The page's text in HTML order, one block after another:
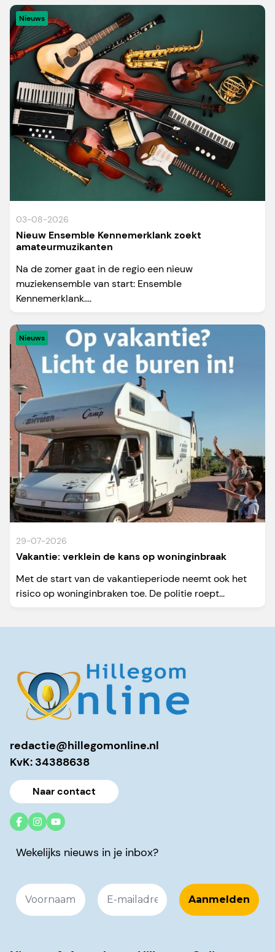
Nieuws
03-08-2026
Nieuw Ensemble Kennemerklank zoekt
amateurmuzikanten
Na de zomer gaat in de regio een nieuw
muziekensemble van start: Ensemble
Kennemerklank....
Nieuws
29-07-2026
Vakantie: verklein de kans op woninginbraak
Met de start van de vakantieperiode neemt ook het
risico op woninginbraken toe. De politie roept...
redactie@hillegomonline.nl
KvK: 34388638
Naar contact
Wekelijks nieuws in je inbox?